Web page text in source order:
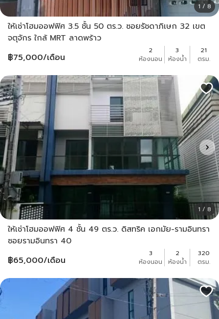
1 / 8
ให้เช่าโฮมออฟฟิศ 3.5 ชั้น 50 ตร.ว. ซอยรัชดาภิเษก 32 เขต
จตุจักร ใกล้ MRT ลาดพร้าว
฿75,000/เดือน
2
ห้องนอน
3
ห้องน้ำ
21
ตรม.
1 / 8
ให้เช่าโฮมออฟฟิศ 4 ชั้น 49 ตร.ว. ดิสทริค เอกมัย-รามอินทรา
ซอยรามอินทรา 40
฿65,000/เดือน
3
ห้องนอน
2
ห้องน้ำ
320
ตรม.